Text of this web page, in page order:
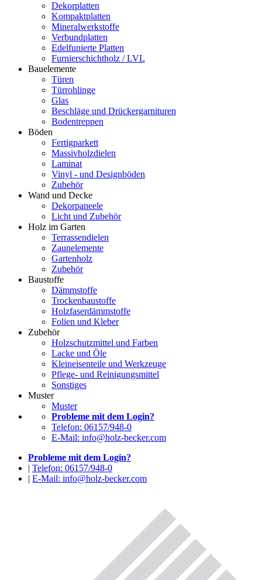
Dekorplatten
Kompaktplatten
Mineralwerkstoffe
Verbundplatten
Edelfunierte Platten
Furnierschichtholz / LVL
Bauelemente
Türen
Türrohlinge
Glas
Beschläge und Drückergarnituren
Bodentreppen
Böden
Fertigparkett
Massivholzdielen
Laminat
Vinyl - und Designböden
Zubehör
Wand und Decke
Dekorpaneele
Licht und Zubehör
Holz im Garten
Terrassendielen
Zaunelemente
Gartenholz
Zubehör
Baustoffe
Dämmstoffe
Trockenbaustoffe
Holzfaserdämmstoffe
Folien und Kleber
Zubehör
Holzschutzmittel und Farben
Lacke und Öle
Kleineisenteile und Werkzeuge
Pflege- und Reinigungsmittel
Sonstiges
Muster
Muster
Probleme mit dem Login?
Telefon: 06157/948-0
E-Mail: info@holz-becker.com
Probleme mit dem Login?
| Telefon: 06157/948-0
| E-Mail: info@holz-becker.com